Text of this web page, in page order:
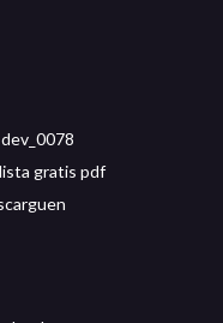
gratis pdf